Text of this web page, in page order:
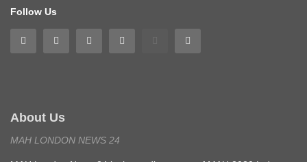
Follow Us
About Us
MAH LONDON NEWS 24